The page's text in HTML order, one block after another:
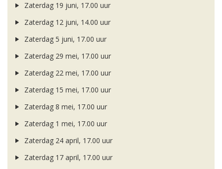
Zaterdag 19 juni, 17.00 uur
Zaterdag 12 juni, 14.00 uur
Zaterdag 5 juni, 17.00 uur
Zaterdag 29 mei, 17.00 uur
Zaterdag 22 mei, 17.00 uur
Zaterdag 15 mei, 17.00 uur
Zaterdag 8 mei, 17.00 uur
Zaterdag 1 mei, 17.00 uur
Zaterdag 24 april, 17.00 uur
Zaterdag 17 april, 17.00 uur